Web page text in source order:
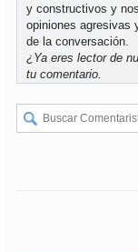
soy
soychiloé
y constructivos y
opiniones agresivas
de la conversación.
¿Ya eres lector de
tu comentario.